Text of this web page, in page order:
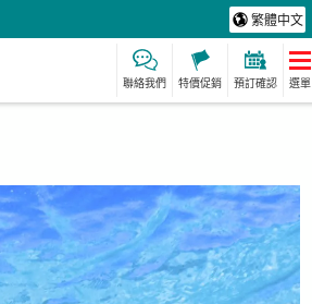
繁體中文
聯絡我們 特價促銷 預訂確認 選單
劃
製造經驗 保母
水療及放鬆
動詞